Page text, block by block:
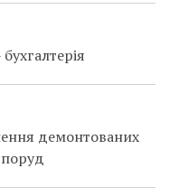
демонтованих